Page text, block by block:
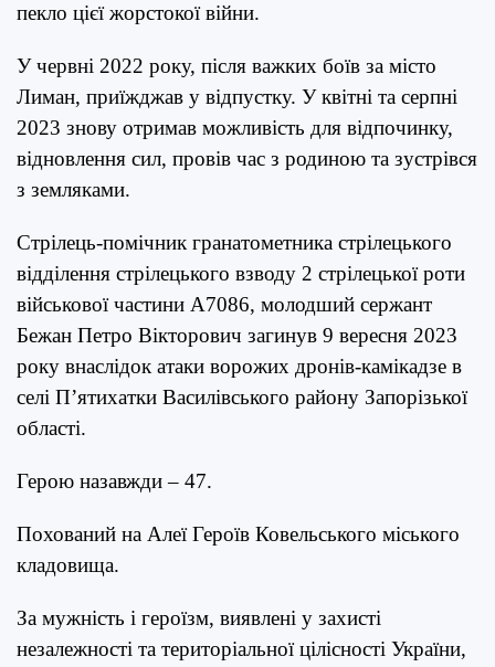
пекло цієї жорстокої війни.
У червні 2022 року, після важких боїв за місто
Лиман, приїжджав у відпустку. У квітні та серпні
2023 знову отримав можливість для відпочинку,
відновлення сил, провів час з родиною та зустрівся
з земляками.
Стрілець-помічник гранатометника стрілецького
відділення стрілецького взводу 2 стрілецької роти
військової частини А7086, молодший сержант
Бежан Петро Вікторович загинув 9 вересня 2023
року внаслідок атаки ворожих дронів-камікадзе в
селі П’ятихатки Василівського району Запорізької
області.
Герою назавжди – 47.
Похований на Алеї Героїв Ковельського міського
кладовища.
За мужність і героїзм, виявлені у захисті
незалежності та територіальної цілісності України,